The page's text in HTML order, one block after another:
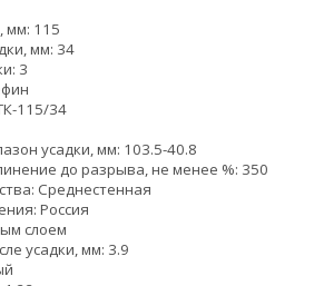
мм: 115
мм: 34
3
115/34
усадки, мм: 103.5-40.8
до разрыва, не менее %: 350
Среднестенная
Россия
слоем
усадки, мм: 3.9